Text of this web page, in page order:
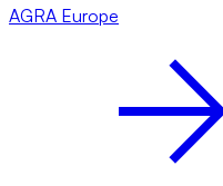
AGRA Europe